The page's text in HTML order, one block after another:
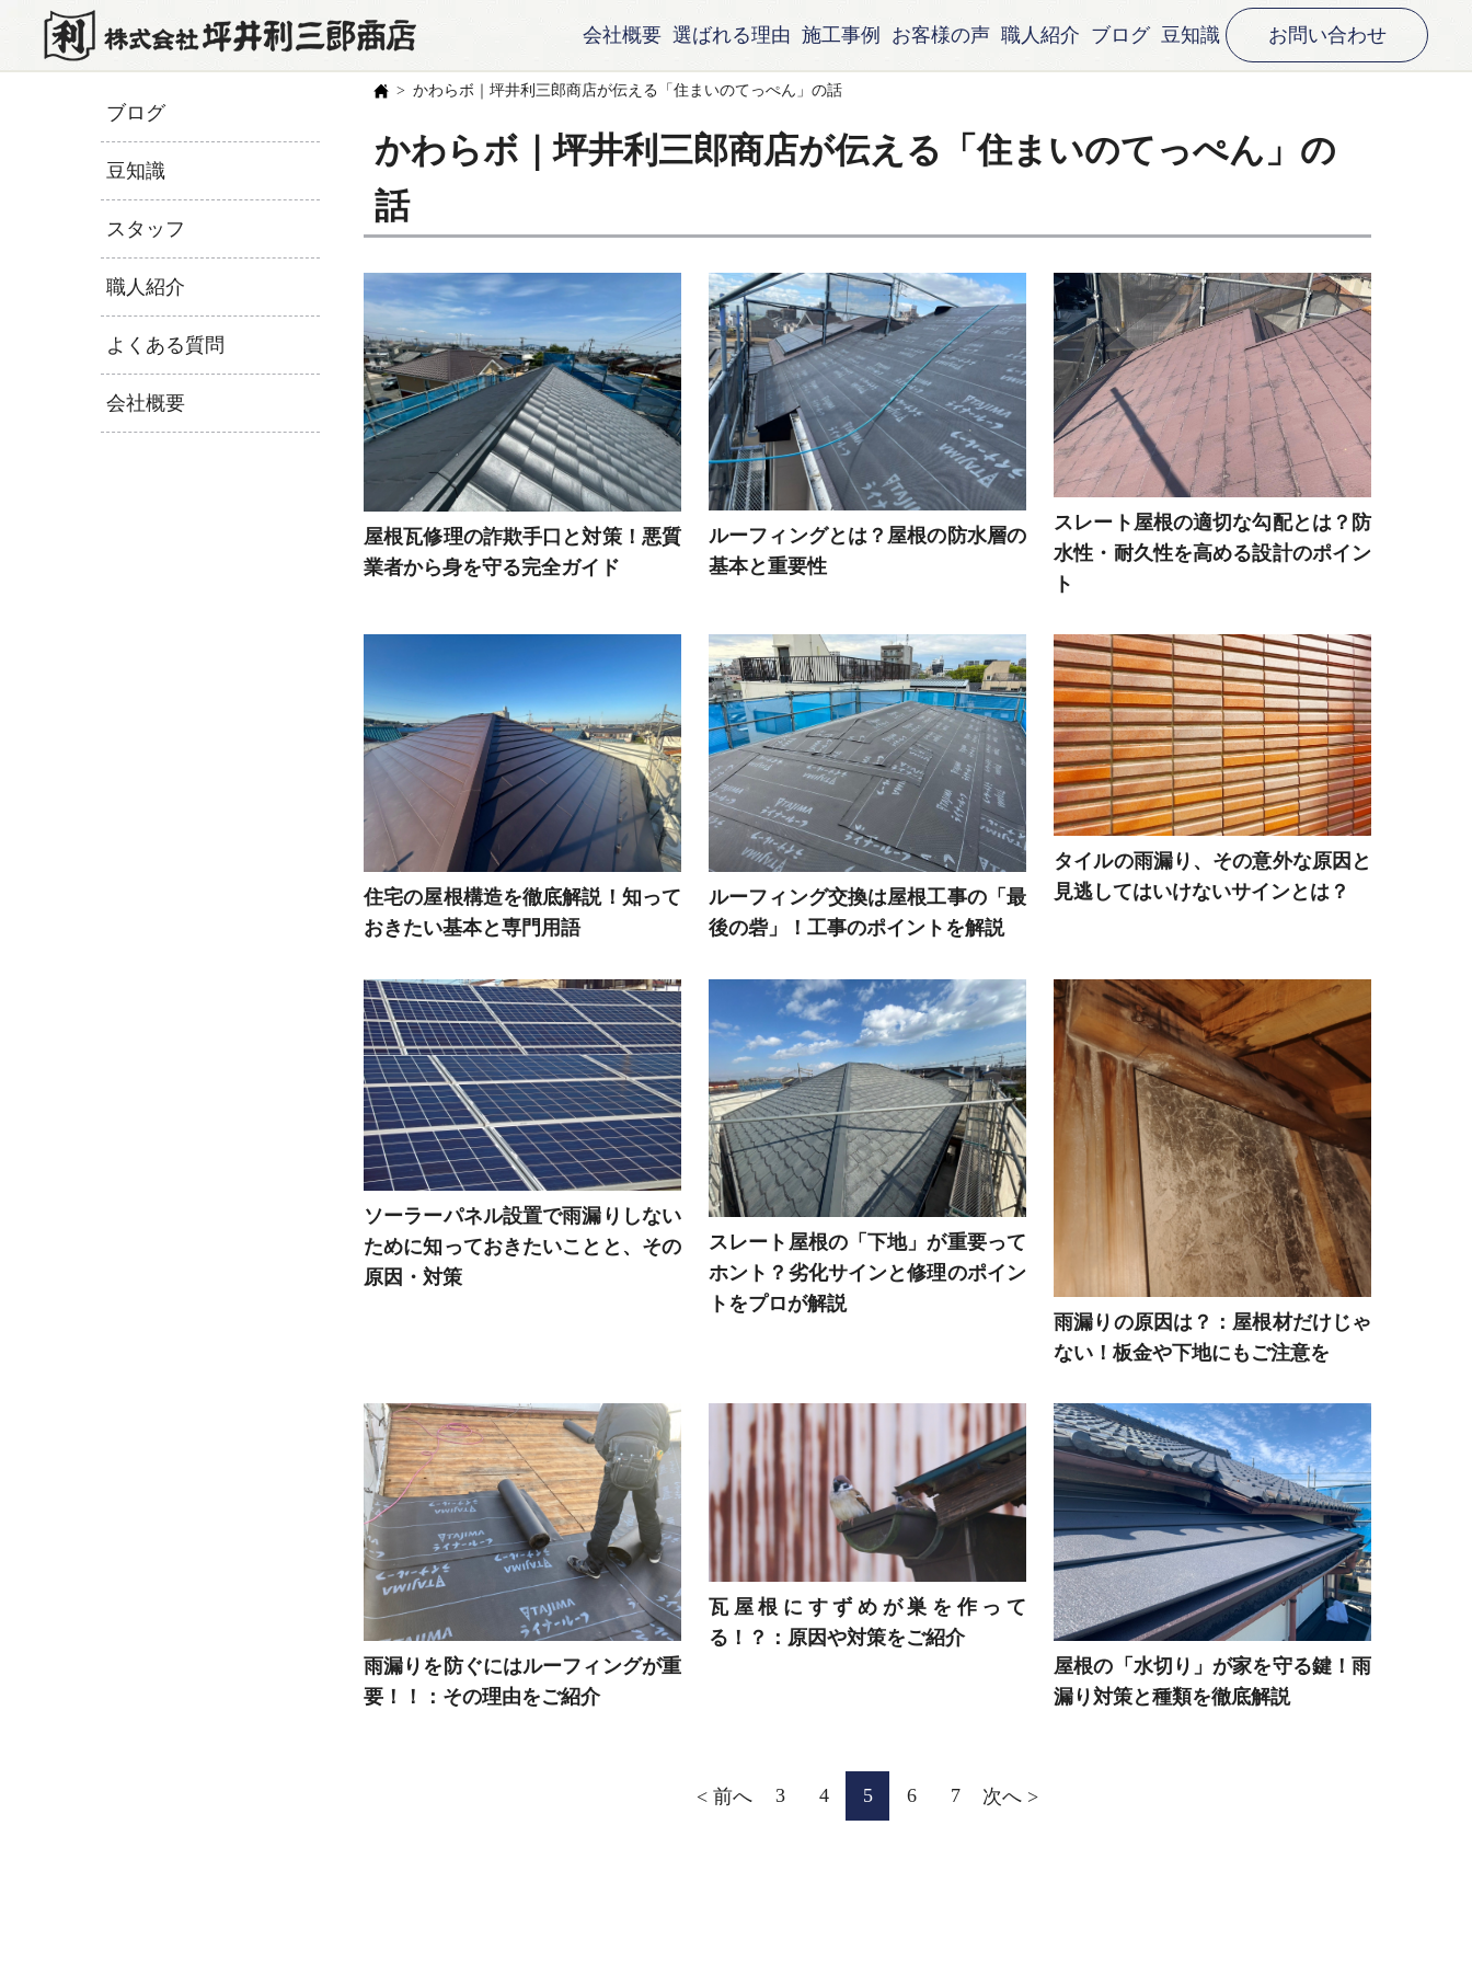
会社概要 選ばれる理由 施工事例 お客様の声 職人紹介 ブログ 豆知識 お問い合わせ
かわらボ｜坪井利三郎商店が伝える「住まいのてっぺん」の話
かわらボ｜坪井利三郎商店が伝える「住まいのてっぺん」の
話
屋根瓦修理の詐欺手口と対策！悪質
業者から身を守る完全ガイド
ルーフィングとは？屋根の防水層の
基本と重要性
スレート屋根の適切な勾配とは？防
水性・耐久性を高める設計のポイン
ト
住宅の屋根構造を徹底解説！知って
おきたい基本と専門用語
ルーフィング交換は屋根工事の「最
後の砦」！工事のポイントを解説
タイルの雨漏り、その意外な原因と
見逃してはいけないサインとは？
ソーラーパネル設置で雨漏りしない
ために知っておきたいことと、その
原因・対策
スレート屋根の「下地」が重要って
ホント？劣化サインと修理のポイン
トをプロが解説
雨漏りの原因は？：屋根材だけじゃ
ない！板金や下地にもご注意を
雨漏りを防ぐにはルーフィングが重
要！！：その理由をご紹介
瓦屋根にすずめが巣を作って
る！？：原因や対策をご紹介
屋根の「水切り」が家を守る鍵！雨
漏り対策と種類を徹底解説
前へ 3 4 5 6 7 次へ
ブログ
豆知識
スタッフ
職人紹介
よくある質問
会社概要